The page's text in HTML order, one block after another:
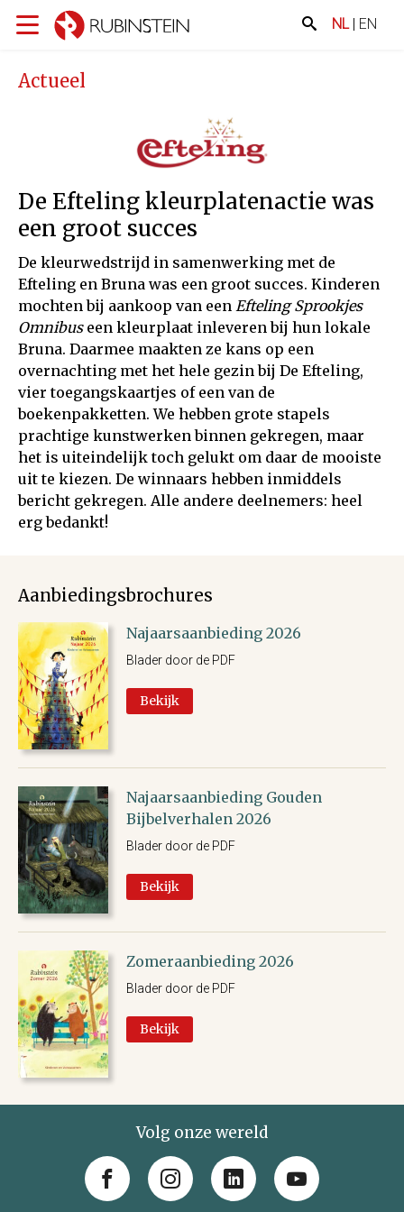
NL| EN
Actueel
De Efteling kleurplatenactie was
een groot succes
De kleurwedstrijd in samenwerking met de
Efteling en Bruna was een groot succes. Kinderen
mochten bij aankoop van een Efteling Sprookjes
Omnibus een kleurplaat inleveren bij hun lokale
Bruna. Daarmee maakten ze kans op een
overnachting met het hele gezin bij De Efteling,
vier toegangskaartjes of een van de
boekenpakketten. We hebben grote stapels
prachtige kunstwerken binnen gekregen, maar
het is uiteindelijk toch gelukt om daar de mooiste
uit te kiezen. De winnaars hebben inmiddels
bericht gekregen. Alle andere deelnemers: heel
erg bedankt!
Aanbiedingsbrochures
Najaarsaanbieding 2026
Blader door de PDF
Bekijk
Najaarsaanbieding Gouden
Bijbelverhalen 2026
Blader door de PDF
Bekijk
Zomeraanbieding 2026
Blader door de PDF
Bekijk
Volg onze wereld